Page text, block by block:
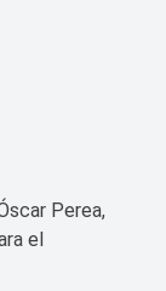
Perea,
el